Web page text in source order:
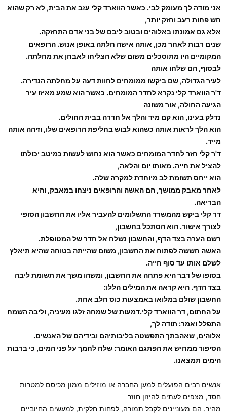
אני מודה לך מעומק לבי. כאשר הווארד קלי עזב את הבית, לא רק שהוא
חש פחות רעב וחזק יותר,
אלא גם אמונתו באלוהים ובטוב ליבם של בני אדם התחזקה.
שנים רבות לאחר מכן, אותה אישה חלתה באופן אנוש. הרופאים
המקומיים היו מתוסכלים משום שלא הצליחו לאבחן את מחלתה.
לבסוף, הם שלחו אותה
לעיר הגדולה, שם ביקשו ממומחים לחוות דעה על מחלתה הנדירה.
ד'ר הווארד קלי נקרא לחדר המומחים. כאשר הוא שמע מאיזו עיר
הגיעה החולה, אור משונה
נדלק בעינו, הוא קם מיד והלך אל חדרה בבית החולים.
הוא הלך לראות אותה כשהוא לבוש בחליפת הרופאים שלו, וזיהה אותה
מייד.
ד'ר קלי חזר לחדר המומחים כאשר הוא נחוש לעשות כמיטב יכולתו
להציל את חייה. מאותו יום והלאה,
הוא ייחס תשומת לב מיוחדת למקרה שלה.
לאחר מאבק ממושך, הם האשה והרופאים ניצחו במאבק, והיא
הבריאה.
דר קלי ביקש מהמשרד התשלומים להעביר אליו את החשבון הסופי
לצורך אישור. הוא הסתכל בחשבון,
רשם הערה בצד הדף, והחשבון נשלח אל חדר של המטופלת.
האשה חששה לפתוח את החשבון, משום שהייתה בטוחה שהיא תיאלץ
לשלם אותו עד סוף חייה.
בסופו של דבר היא פתחה את החשבון, ומשהו משך את תשומת ליבה
בצד הדף. היא קראה את המילים הללו:
החשבון שולם במלואו באמצעות כוס חלב אחת.
על החתום, דר הווארד קלי.דמעות של שמחה זלגו מעיניה, וליבה השמח
התפלל ואמר: תודה לך,
אלוהים, שאהבתך התפשטה בליבותיהם ובידיהם של האנשים.
הסיפור ממחיש את הפתגם האומר: שלח לחמך על פני המים, כי ברבות
הימים תמצאנו.
אנשים רבים הפועלים למען החברה או מוזילים ממון מכיסם למטרות
חסד, מצפים לעתים להיזון חוזר
מהיר. הם מעוניינים לקבל תמורה, לפחות חלקית, למעשים החיוביים